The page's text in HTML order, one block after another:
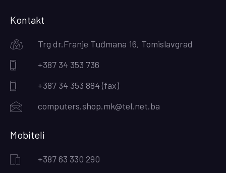
Kontakt
Trg dr.Franje Tuđmana 16, Tomislavgrad
+387 34 353 736
+387 34 353 884 (fax)
computers.shop.mk@tel.net.ba
Mobiteli
+387 63 330 290